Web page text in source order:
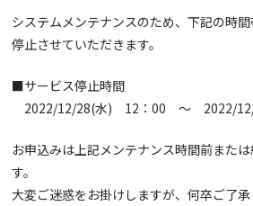
システムメンテナンスのため、下記の時
停止させていただきます。
■サービス停止時間
2022/12/28(水) 12：00 ～ 2022/
お申込みは上記メンテナンス時間前また
す。
大変ご迷惑をお掛けしますが、何卒ご了